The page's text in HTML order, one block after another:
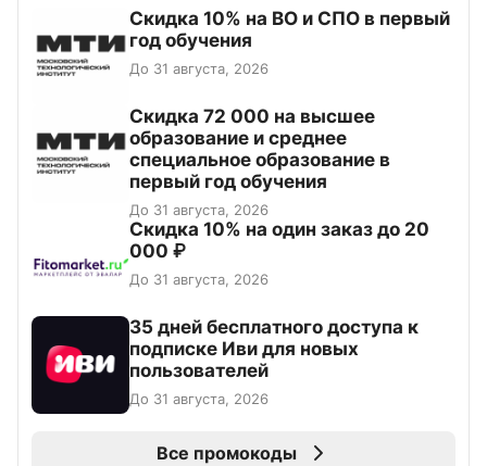
Скидка 10% на ВО и СПО в первый
год обучения
До 31 августа, 2026
Скидка 72 000 на высшее
образование и среднее
специальное образование в
первый год обучения
До 31 августа, 2026
Скидка 10% на один заказ до 20
000 ₽
До 31 августа, 2026
35 дней бесплатного доступа к
подписке Иви для новых
пользователей
До 31 августа, 2026
Все промокоды